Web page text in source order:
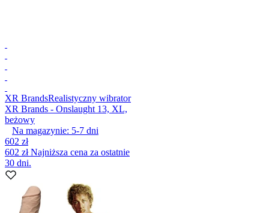
XR BrandsRealistyczny wibrator
XR Brands - Onslaught 13, XL,
beżowy
Na magazynie: 5-7 dni
602 zł
602 złNajniższa cena za ostatnie
30 dni.